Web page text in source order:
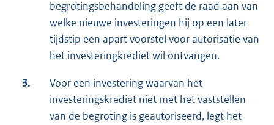
begrotingsbehandeling geeft de raad aan van
welke nieuwe investeringen hij op een later
tijdstip een apart voorstel voor autorisatie van
het investeringkrediet wil ontvangen.
3.
Voor een investering waarvan het
investeringskrediet niet met het vaststellen
van de begroting is geautoriseerd, legt het